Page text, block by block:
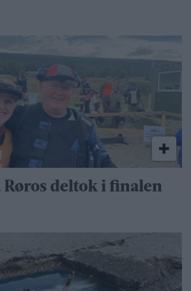
deltok i finalen